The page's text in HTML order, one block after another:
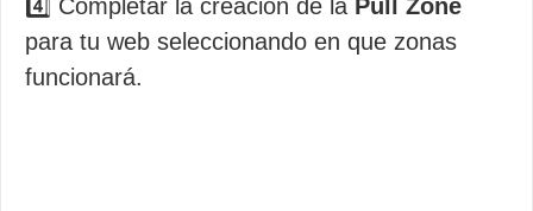
4️⃣ Completar la creación de la Pull Zone
para tu web seleccionando en que zonas
funcionará.